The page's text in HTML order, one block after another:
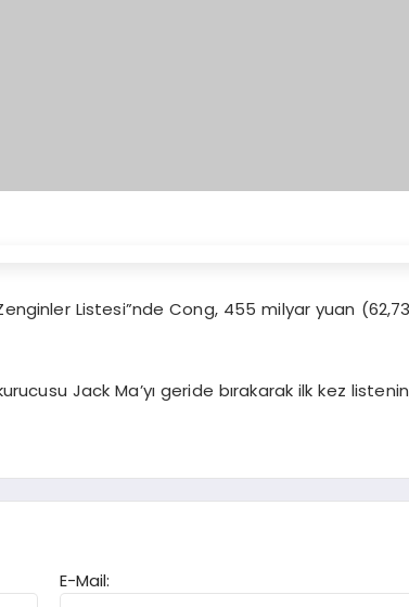
Listesi”nde Cong, 455 milyar yuan
Jack Ma’yı geride bırakarak ilk kez listenin
E-Mail: